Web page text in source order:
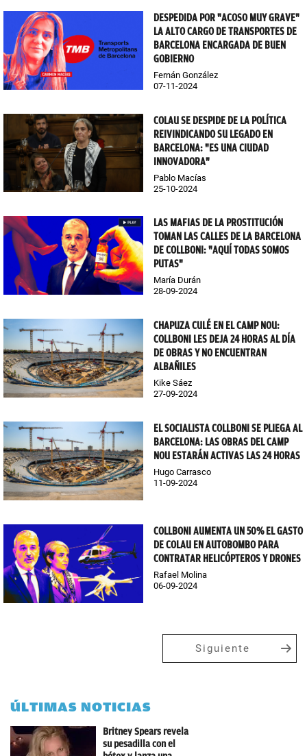
DESPEDIDA POR "ACOSO MUY GRAVE"
LA ALTO CARGO DE TRANSPORTES DE
BARCELONA ENCARGADA DE BUEN
GOBIERNO
Fernán González
07-11-2024
COLAU SE DESPIDE DE LA POLÍTICA
REIVINDICANDO SU LEGADO EN
BARCELONA: "ES UNA CIUDAD
INNOVADORA"
Pablo Macías
25-10-2024
LAS MAFIAS DE LA PROSTITUCIÓN
TOMAN LAS CALLES DE LA BARCELONA
DE COLLBONI: "AQUÍ TODAS SOMOS
PUTAS"
María Durán
28-09-2024
CHAPUZA CULÉ EN EL CAMP NOU:
COLLBONI LES DEJA 24 HORAS AL DÍA
DE OBRAS Y NO ENCUENTRAN
ALBAÑILES
Kike Sáez
27-09-2024
EL SOCIALISTA COLLBONI SE PLIEGA AL
BARCELONA: LAS OBRAS DEL CAMP
NOU ESTARÁN ACTIVAS LAS 24 HORAS
Hugo Carrasco
11-09-2024
COLLBONI AUMENTA UN 50% EL GASTO
DE COLAU EN AUTOBOMBO PARA
CONTRATAR HELICÓPTEROS Y DRONES
Rafael Molina
06-09-2024
Siguiente
ÚLTIMAS NOTICIAS
Britney Spears revela
su pesadilla con el